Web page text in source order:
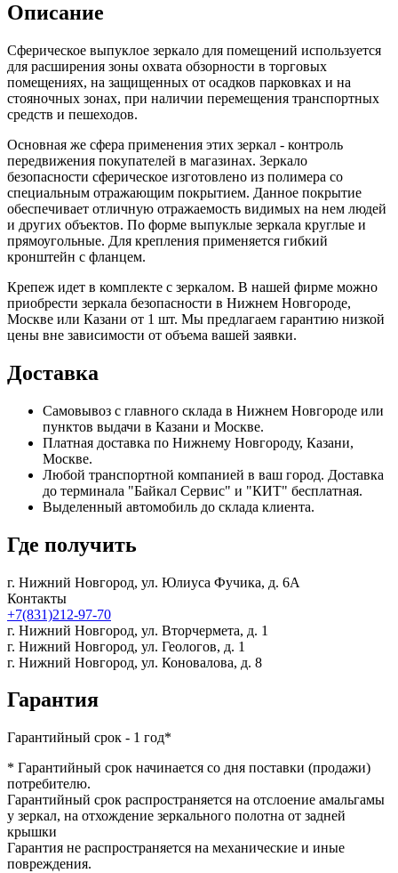
Описание
Сферическое выпуклое зеркало для помещений используется
для расширения зоны охвата обзорности в торговых
помещениях, на защищенных от осадков парковках и на
стояночных зонах, при наличии перемещения транспортных
средств и пешеходов.
Основная же сфера применения этих зеркал - контроль
передвижения покупателей в магазинах. Зеркало
безопасности сферическое изготовлено из полимера со
специальным отражающим покрытием. Данное покрытие
обеспечивает отличную отражаемость видимых на нем людей
и других объектов. По форме выпуклые зеркала круглые и
прямоугольные. Для крепления применяется гибкий
кронштейн с фланцем.
Крепеж идет в комплекте с зеркалом. В нашей фирме можно
приобрести зеркала безопасности в Нижнем Новгороде,
Москве или Казани от 1 шт. Мы предлагаем гарантию низкой
цены вне зависимости от объема вашей заявки.
Доставка
Самовывоз с главного склада в Нижнем Новгороде или
пунктов выдачи в Казани и Москве.
Платная доставка по Нижнему Новгороду, Казани,
Москве.
Любой транспортной компанией в ваш город. Доставка
до терминала "Байкал Сервис" и "КИТ" бесплатная.
Выделенный автомобиль до склада клиента.
Где получить
г. Нижний Новгород, ул. Юлиуса Фучика, д. 6А
Контакты
+7(831)212-97-70
г. Нижний Новгород, ул. Вторчермета, д. 1
г. Нижний Новгород, ул. Геологов, д. 1
г. Нижний Новгород, ул. Коновалова, д. 8
Гарантия
Гарантийный срок - 1 год*
* Гарантийный срок начинается со дня поставки (продажи)
потребителю.
Гарантийный срок распространяется на отслоение амальгамы
у зеркал, на отхождение зеркального полотна от задней
крышки
Гарантия не распространяется на механические и иные
повреждения.